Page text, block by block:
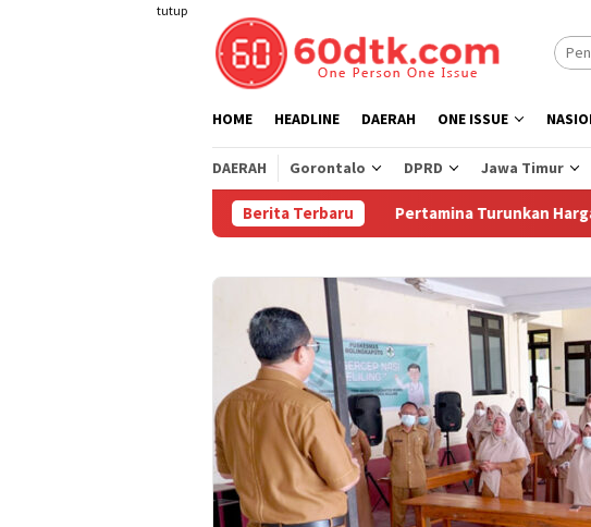
tutup
HOME HEADLINE DAERAH ONE ISSUE
DAERAH Gorontalo DPRD Jawa Timur
Berita TerbaruPertamina Turunkan Harga